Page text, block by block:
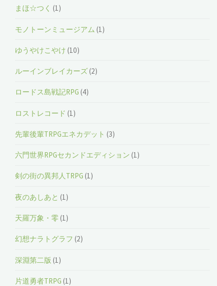
まほ☆つく (1)
モノトーンミュージアム (1)
ゆうやけこやけ (10)
ルーインブレイカーズ(2)
ロードス島戦記RPG (4)
ロストレコード (1)
先輩後輩TRPGエネカデット (3)
六門世界RPGセカンドエディション (1)
剣の街の異邦人TRPG (1)
夜のあしあと (1)
天羅万象・零 (1)
幻想ナラトグラフ (2)
深淵第二版 (1)
片道勇者TRPG (1)